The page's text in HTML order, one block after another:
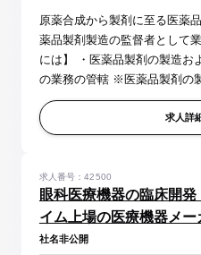
原薬合成から製剤に至る医薬
薬品製剤製造の監督者として業務を
には】 ・医薬品製剤の製造お
の業務の管轄 ※医薬品製剤の
機器の洗浄、各種点検等（
査⇒包装までを一貫製造す...
求人詳
眼科医療機器の臨床開
イム上場の医療機器メー
求人番号：42500
社名非公開